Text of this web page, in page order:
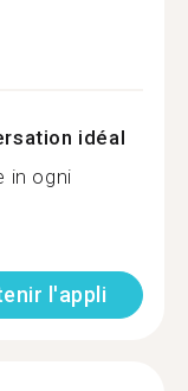
idéal
in ogni
l'appli